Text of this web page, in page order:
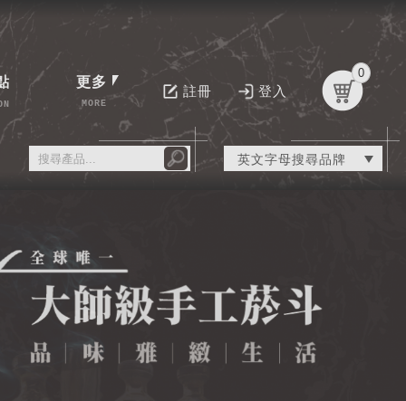
更多
MORE
註冊 登入
0
英文字母搜尋品牌